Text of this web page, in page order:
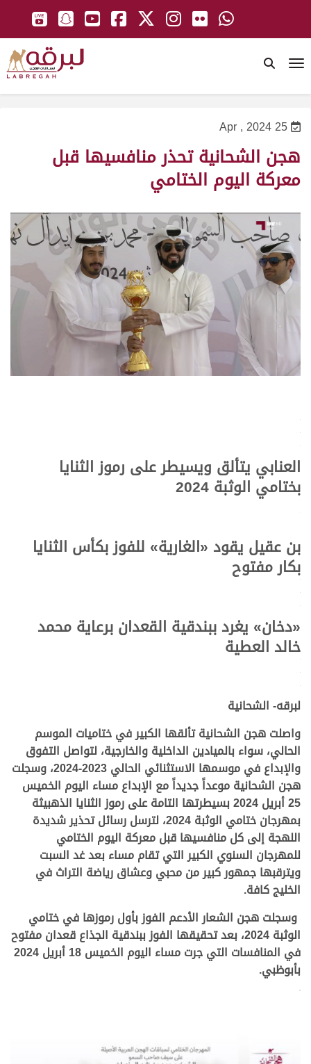
25 Apr , 2024
هجن الشحانية تحذر منافسيها قبل
معركة اليوم الختامي
.
.
.
العنابي يتألق ويسيطر على رموز الثنايا
بختامي الوثبة 2024
بن عقيل يقود «الغارية» للفوز بكأس الثنايا
بكار مفتوح.
.
.
«دخان» يغرد ببندقية القعدان برعاية محمد
خالد العطية.
.
.
لبرقه- الشحانية
واصلت هجن الشحانية تألقها الكبير في ختاميات الموسم
الحالي، سواء بالميادين الداخلية والخارجية، لتواصل التفوق
والإبداع في موسمها الاستثنائي الحالي 2023-2024، وسجلت
هجن الشحانية موعداً جديداً مع الإبداع مساء اليوم الخميس
25 أبريل 2024 بسيطرتها التامة على رموز الثنايا الذهبيثة
بمهرجان ختامي الوثبة 2024، لترسل رسائل تحذير شديدة
اللهجة إلى كل منافسيها قبل معركة اليوم الختامي
للمهرجان السنوي الكبير التي تقام مساء بعد غد السبت
ويترقبها جمهور كبير من محبي وعشاق رياضة التراث في
الخليج كافة.
وسجلت هجن الشعار الأدعم الفوز بأول رموزها في ختامي
الوثبة 2024، بعد تحقيقها الفوز ببندقية الجذاع قعدان مفتوح
في المنافسات التي جرت مساء اليوم الخميس 18 أبريل 2024
بأبوظبي.
>